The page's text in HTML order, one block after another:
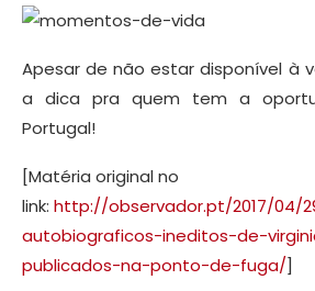
Apesar de não estar disponível à
a dica pra quem tem a
Portugal!
[Matéria original no
link: http://observador.pt/2017/04/
autobiograficos-ineditos-de-
publicados-na-ponto-de-fuga/]